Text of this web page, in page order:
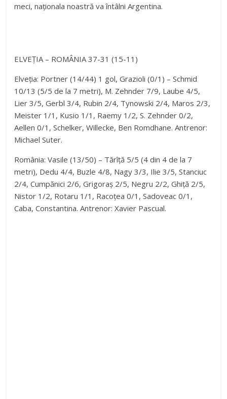
meci, naționala noastră va întâlni Argentina.
ELVEȚIA – ROMÂNIA 37-31 (15-11)
Elveția: Portner (14/44) 1 gol, Grazioli (0/1) – Schmid
10/13 (5/5 de la 7 metri), M. Zehnder 7/9, Laube 4/5,
Lier 3/5, Gerbl 3/4, Rubin 2/4, Tynowski 2/4, Maros 2/3,
Meister 1/1, Kusio 1/1, Raemy 1/2, S. Zehnder 0/2,
Aellen 0/1, Schelker, Willecke, Ben Romdhane. Antrenor:
Michael Suter.
România: Vasile (13/50) – Tărîță 5/5 (4 din 4 de la 7
metri), Dedu 4/4, Buzle 4/8, Nagy 3/3, Ilie 3/5, Stanciuc
2/4, Cumpănici 2/6, Grigoraș 2/5, Negru 2/2, Ghiță 2/5,
Nistor 1/2, Rotaru 1/1, Racoțea 0/1, Sadoveac 0/1,
Caba, Constantina. Antrenor: Xavier Pascual.